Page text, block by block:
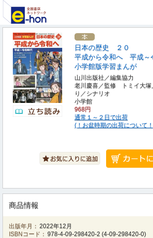
日本の歴史 ２０
平成から令和へ 平成～
小学館版学習まんが
山川出版社／編集協力
老川慶喜／監修 トミイ大
り／シナリオ
小学館
968円
通常１～２日で出荷
(！お盆時期の出荷について
商品情報
出版年月： 2022年12月
ISBNコード： 978-4-09-298420-2 (4-09-298420-0)